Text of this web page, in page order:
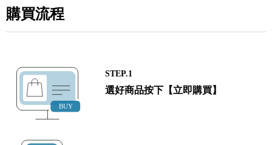
購買流程
STEP.1
選好商品按下【立即購買】